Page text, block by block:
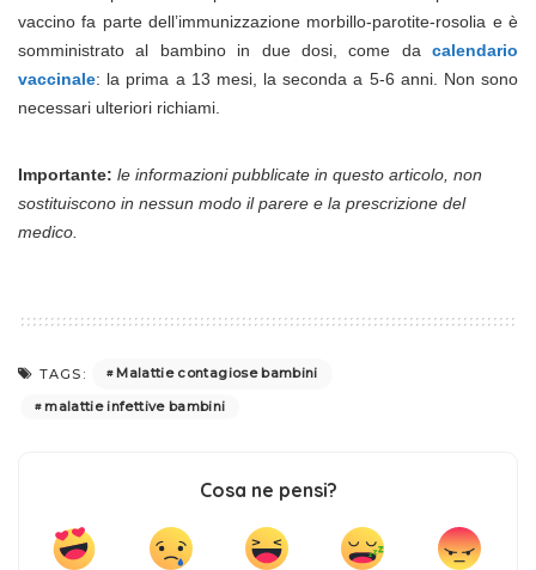
vaccino fa parte dell’immunizzazione morbillo-parotite-rosolia e è
somministrato al bambino in due dosi, come da calendario
vaccinale: la prima a 13 mesi, la seconda a 5-6 anni. Non sono
necessari ulteriori richiami.
Importante: le informazioni pubblicate in questo articolo, non
sostituiscono in nessun modo il parere e la prescrizione del
medico.
TAGS:
Malattie contagiose bambini
malattie infettive bambini
Cosa ne pensi?